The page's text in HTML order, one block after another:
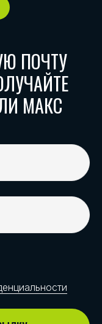
ПОЧТУ
МАКС